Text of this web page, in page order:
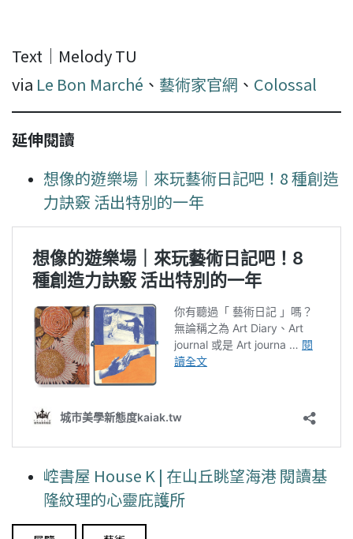
Text｜Melody TU
via Le Bon Marché 、 藝術家官網 、 Colossal
延伸閱讀
想像的遊樂場｜來玩藝術日記吧！8 種創造
力訣竅 活出特別的一年
崆書屋 House K | 在山丘眺望海港 閱讀基
隆紋理的心靈庇護所